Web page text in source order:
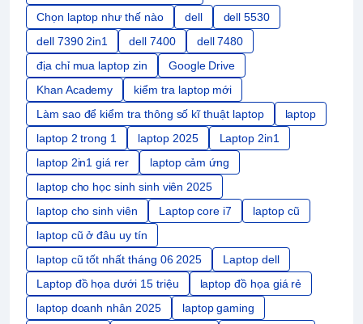
Chọn laptop như thế nào
dell
dell 5530
dell 7390 2in1
dell 7400
dell 7480
địa chỉ mua laptop zin
Google Drive
Khan Academy
kiểm tra laptop mới
Làm sao để kiểm tra thông số kĩ thuật laptop
laptop
laptop 2 trong 1
laptop 2025
Laptop 2in1
laptop 2in1 giá rer
laptop cảm ứng
laptop cho học sinh sinh viên 2025
laptop cho sinh viên
Laptop core i7
laptop cũ
laptop cũ ở đâu uy tín
laptop cũ tốt nhất tháng 06 2025
Laptop dell
Laptop đồ họa dưới 15 triệu
laptop đồ họa giá rẻ
laptop doanh nhân 2025
laptop gaming